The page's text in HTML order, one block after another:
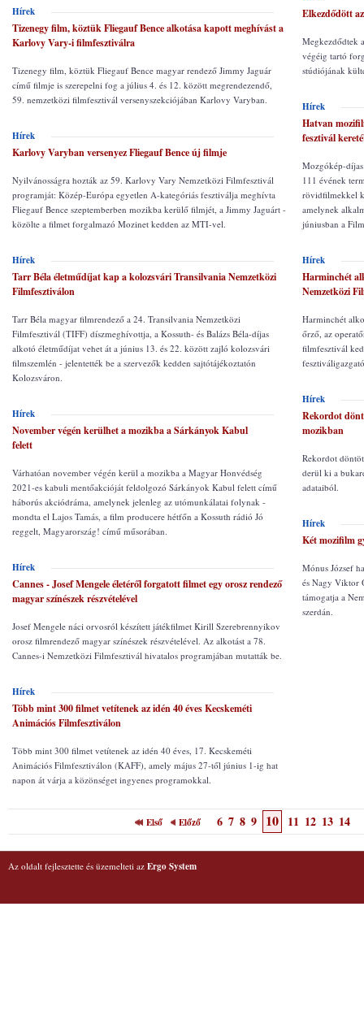
Hírek
Tizenegy film, köztük Fliegauf Bence alkotása kapott meghívást a
Karlovy Vary-i filmfesztiválra
Tizenegy film, köztük Fliegauf Bence magyar rendező Jimmy Jaguár
című filmje is szerepelni fog a július 4. és 12. között megrendezendő,
59. nemzetközi filmfesztivál versenyszekciójában Karlovy Varyban.
Hírek
Karlovy Varyban versenyez Fliegauf Bence új filmje
Nyilvánosságra hozták az 59. Karlovy Vary Nemzetközi Filmfesztivál
programját: Közép-Európa egyetlen A-kategóriás fesztiválja meghívta
Fliegauf Bence szeptemberben mozikba kerülő filmjét, a Jimmy Jaguárt -
közölte a filmet forgalmazó Mozinet kedden az MTI-vel.
Hírek
Tarr Béla életműdíjat kap a kolozsvári Transilvania Nemzetközi
Filmfesztiválon
Tarr Béla magyar filmrendező a 24. Transilvania Nemzetközi
Filmfesztivál (TIFF) díszmeghívottja, a Kossuth- és Balázs Béla-díjas
alkotó életműdíjat vehet át a június 13. és 22. között zajló kolozsvári
filmszemlén - jelentették be a szervezők kedden sajtótájékoztatón
Kolozsváron.
Hírek
November végén kerülhet a mozikba a Sárkányok Kabul
felett
Várhatóan november végén kerül a mozikba a Magyar Honvédség
2021-es kabuli mentőakcióját feldolgozó Sárkányok Kabul felett című
háborús akciódráma, amelynek jelenleg az utómunkálatai folynak -
mondta el Lajos Tamás, a film producere hétfőn a Kossuth rádió Jó
reggelt, Magyarország! című műsorában.
Hírek
Cannes - Josef Mengele életéről forgatott filmet egy orosz rendező
magyar színészek részvételével
Josef Mengele náci orvosról készített játékfilmet Kirill Szerebrennyikov
orosz filmrendező magyar színészek részvételével. Az alkotást a 78.
Cannes-i Nemzetközi Filmfesztivál hivatalos programjában mutatták be.
Hírek
Több mint 300 filmet vetítenek az idén 40 éves Kecskeméti
Animációs Filmfesztiválon
Több mint 300 filmet vetítenek az idén 40 éves, 17. Kecskeméti
Animációs Filmfesztiválon (KAFF), amely május 27-től június 1-ig hat
napon át várja a közönséget ingyenes programokkal.
Elkezdődött
Megkezdődtek
végéig tartó
stúdiójának
Hírek
Hatvan
fesztivál
Mozgókép-
111 évének
rövidfilmekkel
amelynek
júniusban a
Hírek
Harminchét
Nemzetközi
Harminchét
őrző, az
filmfesztivál
Hírek
Rekordot
mozikban
Rekordot
derül ki a
adataiból.
Hírek
Két mozifilm
Mónus József
és Nagy Viktor
támogatja a
szerdán.
Első Előző 6 7 8 9 10 11 12 13 14
Az oldalt fejlesztette és üzemelteti az Ergo System